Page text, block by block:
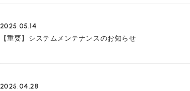
2025.05.14
【重要】システムメンテナンスのお知らせ
2025.04.28